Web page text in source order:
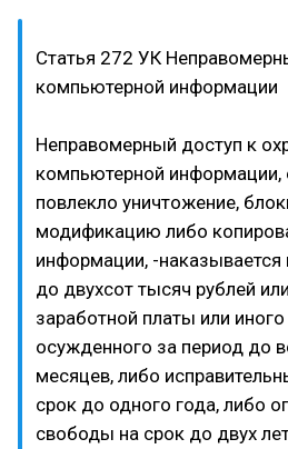
Статья 272 УК
компьютерной информации
Неправомерный доступ к
компьютерной информации,
повлекло уничтожение,
модификацию либо
информации, -
до двухсот тысяч рублей
заработной платы или
осужденного за период до
месяцев, либо
срок до одного года, либо
свободы на срок до двух